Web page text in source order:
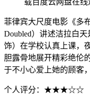
菲律宾大尺度电影《多
Doubled）讲述洁拉白
饰）在学校认真上课，
胆露骨地展开精彩绝伦
于不小心爱上她的顾客
个人评分：★★★☆☆